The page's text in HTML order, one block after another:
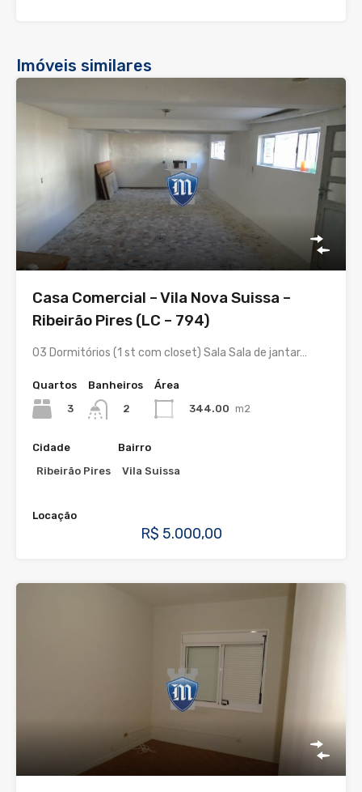
Imóveis similares
Casa Comercial – Vila Nova Suissa –
Ribeirão Pires (LC – 794)
03 Dormitórios (1 st com closet) Sala Sala de jantar…
Quartos
3
Banheiros
2
Área
344.00 m2
Cidade
Ribeirão Pires
Bairro
Vila Suissa
Locação
R$ 5.000,00